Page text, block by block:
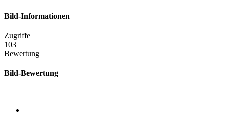
Bild-Informationen
Zugriffe
103
Bewertung
Bild-Bewertung